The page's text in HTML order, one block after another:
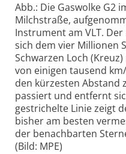
Abb.: Die Gaswolke G2
Milchstraße,
Instrument am VLT.
sich dem vier Millionen
Schwarzen Loch
von einigen tausend
den kürzesten Abstand
passiert und entfernt
gestrichelte Linie zeigt
bisher am besten
der benachbarten
(Bild: MPE)